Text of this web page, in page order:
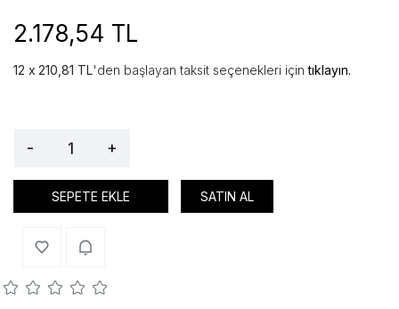
2.178,54 TL
210,81 TL'den başlayan taksit seçenekleri içintıklayın.
- +
SEPETE EKLE SATIN AL